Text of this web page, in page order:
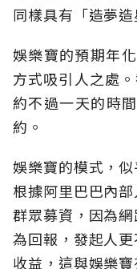
同樣具有「造夢造
娛樂寶的預期年
方式吸引人之處
約不過一天的時
約。
娛樂寶的模式，
根據阿里巴巴內
群眾募資，因為
為回報，發起人
收益，這與娛樂